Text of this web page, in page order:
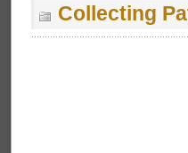
Collecting